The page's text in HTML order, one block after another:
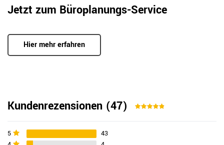
Jetzt zum Büroplanungs-Service
Hier mehr erfahren
Kundenrezensionen (47)
5
43